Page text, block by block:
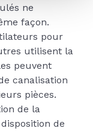
ne
façon.
pour
utilisent la
peuvent
canalisation
pièces.
de la
de